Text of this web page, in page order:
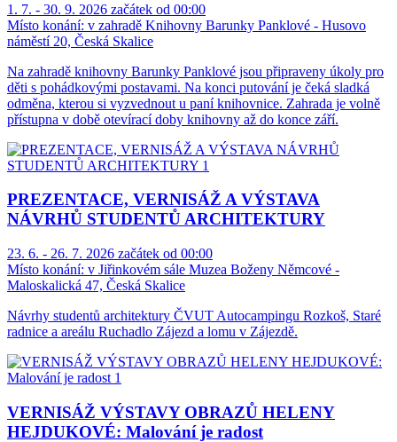
1. 7. - 30. 9. 2026 začátek od 00:00
Místo konání: v zahradě Knihovny Barunky Panklové - Husovo
náměstí 20, Česká Skalice
Na zahradě knihovny Barunky Panklové jsou připraveny úkoly pro
děti s pohádkovými postavami. Na konci putování je čeká sladká
odměna, kterou si vyzvednout u paní knihovnice. Zahrada je volně
přístupna v době otevírací doby knihovny až do konce září.
PREZENTACE, VERNISÁŽ A VÝSTAVA
NÁVRHŮ STUDENTŮ ARCHITEKTURY
23. 6. - 26. 7. 2026 začátek od 00:00
Místo konání: v Jiřinkovém sále Muzea Boženy Němcové -
Maloskalická 47, Česká Skalice
Návrhy studentů architektury ČVUT Autocampingu Rozkoš, Staré
radnice a areálu Ruchadlo Zájezd a lomu v Zájezdě.
VERNISÁŽ VÝSTAVY OBRAZŮ HELENY
HEJDUKOVÉ: Malování je radost